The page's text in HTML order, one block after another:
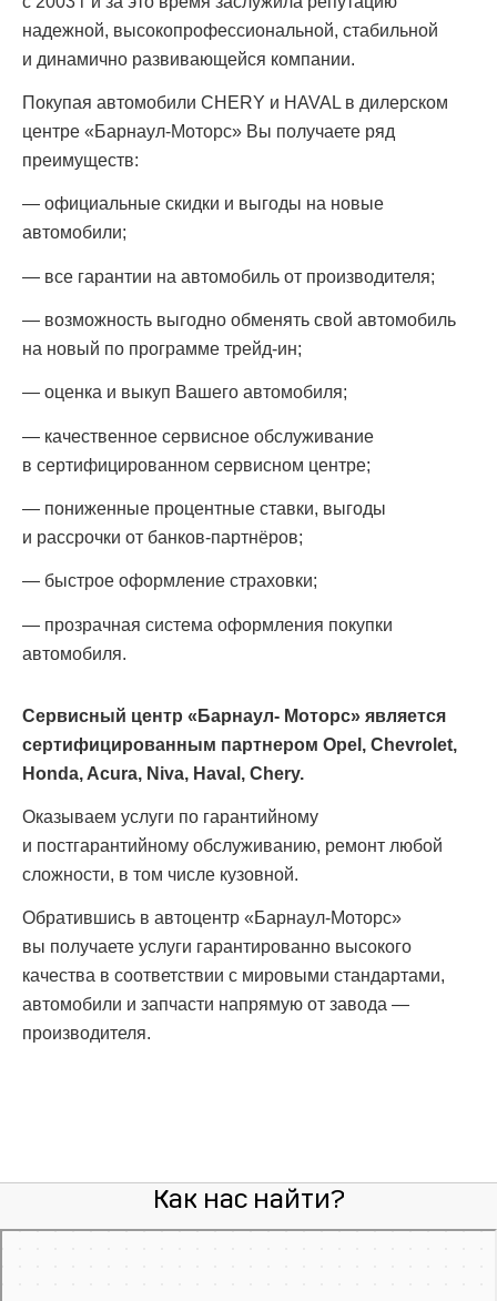
надежной, высокопрофессиональной, стабильной
и динамично развивающейся компании.
Покупая автомобили CHERY и HAVAL в дилерском
центре «Барнаул-Моторс» Вы получаете ряд
преимуществ:
— официальные скидки и выгоды на новые
автомобили;
— все гарантии на автомобиль от производителя;
— возможность выгодно обменять свой автомобиль
на новый по программе трейд-ин;
— оценка и выкуп Вашего автомобиля;
— качественное сервисное обслуживание
в сертифицированном сервисном центре;
— пониженные процентные ставки, выгоды
и рассрочки от банков-партнёров;
— быстрое оформление страховки;
— прозрачная система оформления покупки
автомобиля.
Сервисный центр «Барнаул- Моторс» является
сертифицированным партнером Opel, Chevrolet,
Honda, Acura, Niva, Haval, Chery.
Оказываем услуги по гарантийному
и постгарантийному обслуживанию, ремонт любой
сложности, в том числе кузовной.
Обратившись в автоцентр «Барнаул-Моторс»
вы получаете услуги гарантированно высокого
качества в соответствии с мировыми стандартами,
автомобили и запчасти напрямую от завода —
производителя.
Как нас найти?